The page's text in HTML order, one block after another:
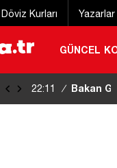
Döviz Kurları Yazarlar
GÜNCEL
22:11 / Bakan